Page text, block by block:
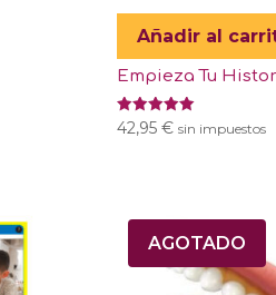
Añadir al
Empieza Tu
Valorado
con
42,95€ sin impuestos
AGOTADO